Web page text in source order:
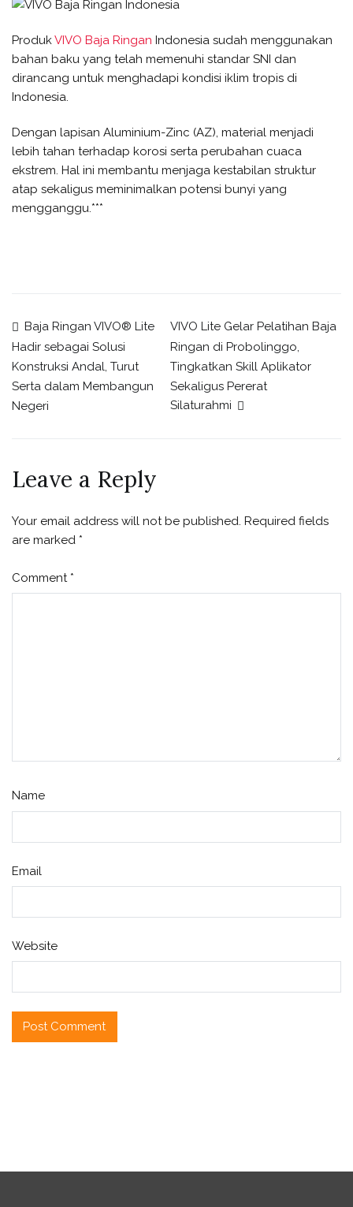
ProdukVIVO Baja Ringan Indonesia sudah menggunakan
bahan baku yang telah memenuhi standar SNI dan
dirancang untuk menghadapi kondisi iklim tropis di
Indonesia.
Dengan lapisan Aluminium-Zinc (AZ), material menjadi
lebih tahan terhadap korosi serta perubahan cuaca
ekstrem. Hal ini membantu menjaga kestabilan struktur
atap sekaligus meminimalkan potensi bunyi yang
mengganggu.***
Baja Ringan VIVO® Lite
Hadir sebagai Solusi
Konstruksi Andal, Turut
Serta dalam Membangun
Negeri
VIVO Lite Gelar Pelatihan Baja
Ringan di Probolinggo,
Tingkatkan Skill Aplikator
Sekaligus Pererat
Silaturahmi
Leave a Reply
Your email address will not be published. Required fields
are marked *
Comment *
Name
Email
Website